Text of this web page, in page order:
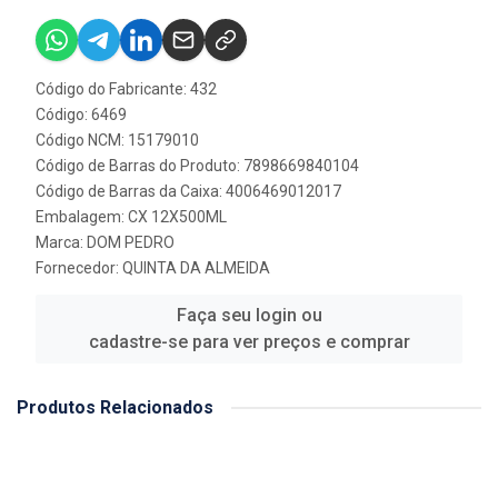
Código do Fabricante: 432
Código: 6469
Código NCM: 15179010
Código de Barras do Produto: 7898669840104
Código de Barras da Caixa: 4006469012017
Embalagem: CX 12X500ML
Marca: DOM PEDRO
Fornecedor: QUINTA DA ALMEIDA
Faça seu login ou
cadastre-se para ver preços e comprar
Produtos Relacionados